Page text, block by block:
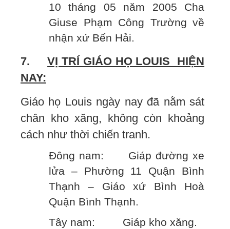
10 tháng 05 năm 2005 Cha
Giuse Phạm Công Trường về
nhận xứ Bến Hải.
7.VỊ TRÍ GIÁO HỌ LOUIS HIỆN
NAY:
Giáo họ Louis ngày nay đã nằm sát
chân kho xăng, không còn khoảng
cách như thời chiến tranh.
Đông nam: Giáp đường xe
lửa – Phường 11 Quận Bình
Thạnh – Giáo xứ Bình Hoà
Quận Bình Thạnh.
Tây nam: Giáp kho xăng.